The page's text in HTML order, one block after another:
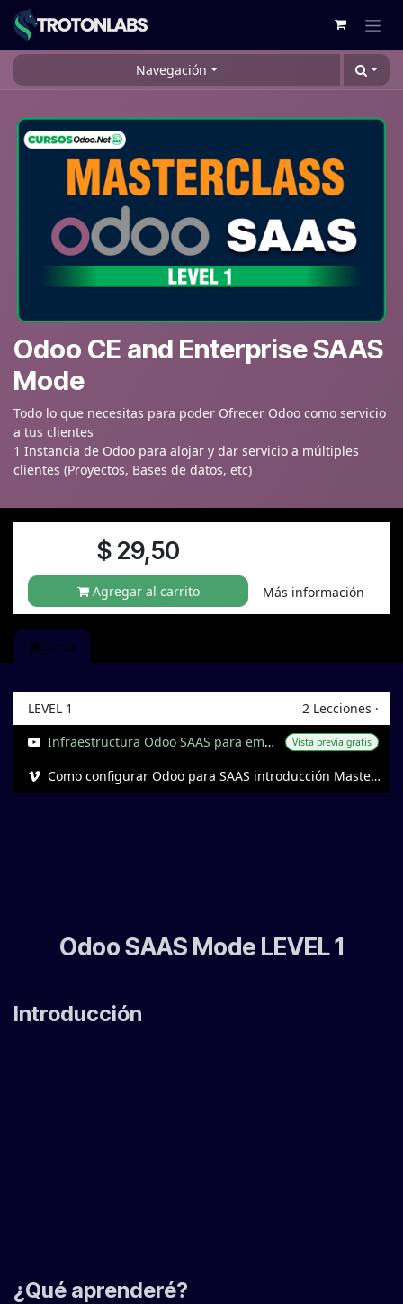
Ir al contenido
Navegación
Odoo CE and Enterprise SAAS
Mode
Todo lo que necesitas para poder Ofrecer Odoo como servicio
a tus clientes
1 Instancia de Odoo para alojar y dar servicio a múltiples
clientes (Proyectos, Bases de datos, etc)
$ 29,50
Agregar al carrito Más información
Curso
LEVEL 1 2 Lecciones ·
Infraestructura Odoo SAAS para empresas - (Sección 1 Registro DNS y Subdominios)
Vista previa gratis
Como configurar Odoo para SAAS introducción MasterClass parte 1
Odoo SAAS Mode LEVEL 1
Introducción
¿Qué aprenderé?